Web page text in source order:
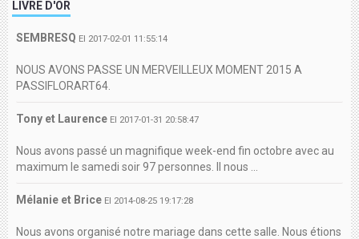
LIVRE D'OR
SEMBRESQ El 2017-02-01 11:55:14
NOUS AVONS PASSE UN MERVEILLEUX MOMENT 2015 A
PASSIFLORART64.
Tony et Laurence El 2017-01-31 20:58:47
Nous avons passé un magnifique week-end fin octobre avec au
maximum le samedi soir 97 personnes. Il nous ...
Mélanie et Brice El 2014-08-25 19:17:28
Nous avons organisé notre mariage dans cette salle. Nous étions